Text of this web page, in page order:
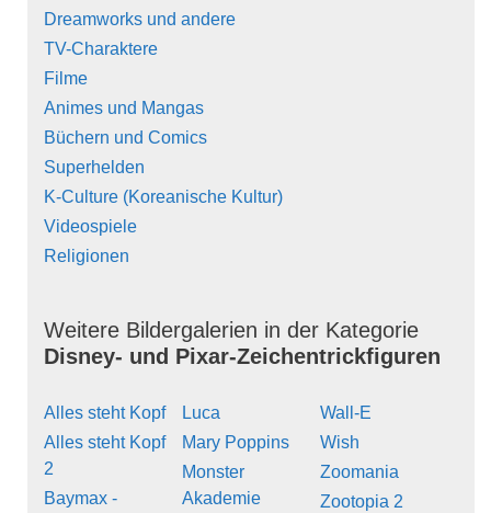
Dreamworks und andere
TV-Charaktere
Filme
Animes und Mangas
Büchern und Comics
Superhelden
K-Culture (Koreanische Kultur)
Videospiele
Religionen
Weitere Bildergalerien in der Kategorie
Disney- und Pixar-Zeichentrickfiguren
Alles steht Kopf
Alles steht Kopf
2
Baymax -
Luca
Mary Poppins
Monster
Akademie
Wall-E
Wish
Zoomania
Zootopia 2